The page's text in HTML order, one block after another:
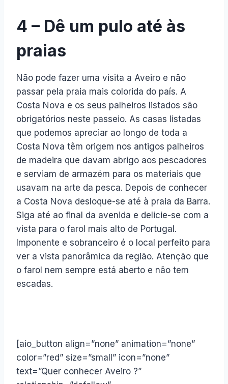
4 – Dê um pulo até às
praias
Não pode fazer uma visita a Aveiro e não
passar pela praia mais colorida do país. A
Costa Nova e os seus palheiros listados são
obrigatórios neste passeio. As casas listadas
que podemos apreciar ao longo de toda a
Costa Nova têm origem nos antigos palheiros
de madeira que davam abrigo aos pescadores
e serviam de armazém para os materiais que
usavam na arte da pesca. Depois de conhecer
a Costa Nova desloque-se até à praia da Barra.
Siga até ao final da avenida e delicie-se com a
vista para o farol mais alto de Portugal.
Imponente e sobranceiro é o local perfeito para
ver a vista panorâmica da região. Atenção que
o farol nem sempre está aberto e não tem
escadas.
[aio_button align=”none” animation=”none”
color=”red” size=”small” icon=”none”
text=”Quer conhecer Aveiro ?”